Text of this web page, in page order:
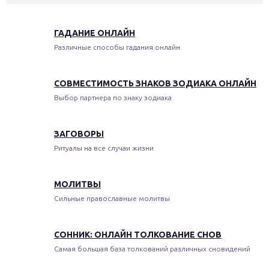
ГАДАНИЕ ОНЛАЙН
Различные способы гадания онлайн
СОВМЕСТИМОСТЬ ЗНАКОВ ЗОДИАКА ОНЛАЙН
Выбор партнера по знаку зодиака
ЗАГОВОРЫ
Ритуалы на все случаи жизни
МОЛИТВЫ
Сильные православные молитвы
СОННИК: ОНЛАЙН ТОЛКОВАНИЕ СНОВ
Самая большая база толкований различных сновидений